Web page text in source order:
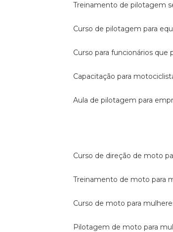
treinamento de pilotagem
curso de pilotagem para
curso para funcionários
capacitação para
aula de pilotagem para
curso de direção de moto
treinamento de moto para
curso de moto para
pilotagem de moto para